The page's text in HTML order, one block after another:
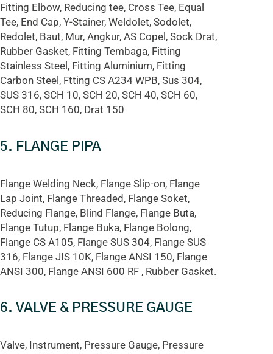
Fitting Elbow, Reducing tee, Cross Tee, Equal
Tee, End Cap, Y-Stainer, Weldolet, Sodolet,
Redolet, Baut, Mur, Angkur, AS Copel, Sock Drat,
Rubber Gasket, Fitting Tembaga, Fitting
Stainless Steel, Fitting Aluminium, Fitting
Carbon Steel, Ftting CS A234 WPB, Sus 304,
SUS 316, SCH 10, SCH 20, SCH 40, SCH 60,
SCH 80, SCH 160, Drat 150
5. FLANGE PIPA
Flange Welding Neck, Flange Slip-on, Flange
Lap Joint, Flange Threaded, Flange Soket,
Reducing Flange, Blind Flange, Flange Buta,
Flange Tutup, Flange Buka, Flange Bolong,
Flange CS A105, Flange SUS 304, Flange SUS
316, Flange JIS 10K, Flange ANSI 150, Flange
ANSI 300, Flange ANSI 600 RF , Rubber Gasket.
6. VALVE & PRESSURE GAUGE
Valve, Instrument, Pressure Gauge, Pressure